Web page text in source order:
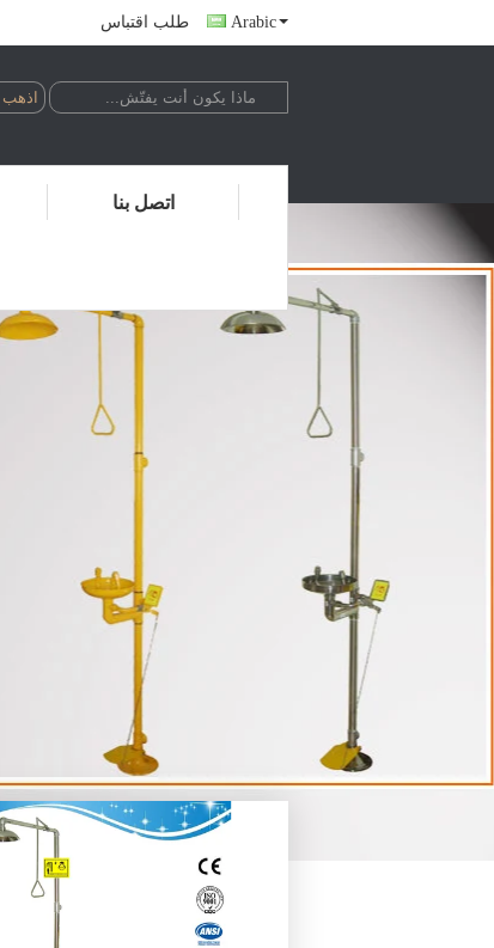
طلب اقتباس Arabic
اتصل بنا